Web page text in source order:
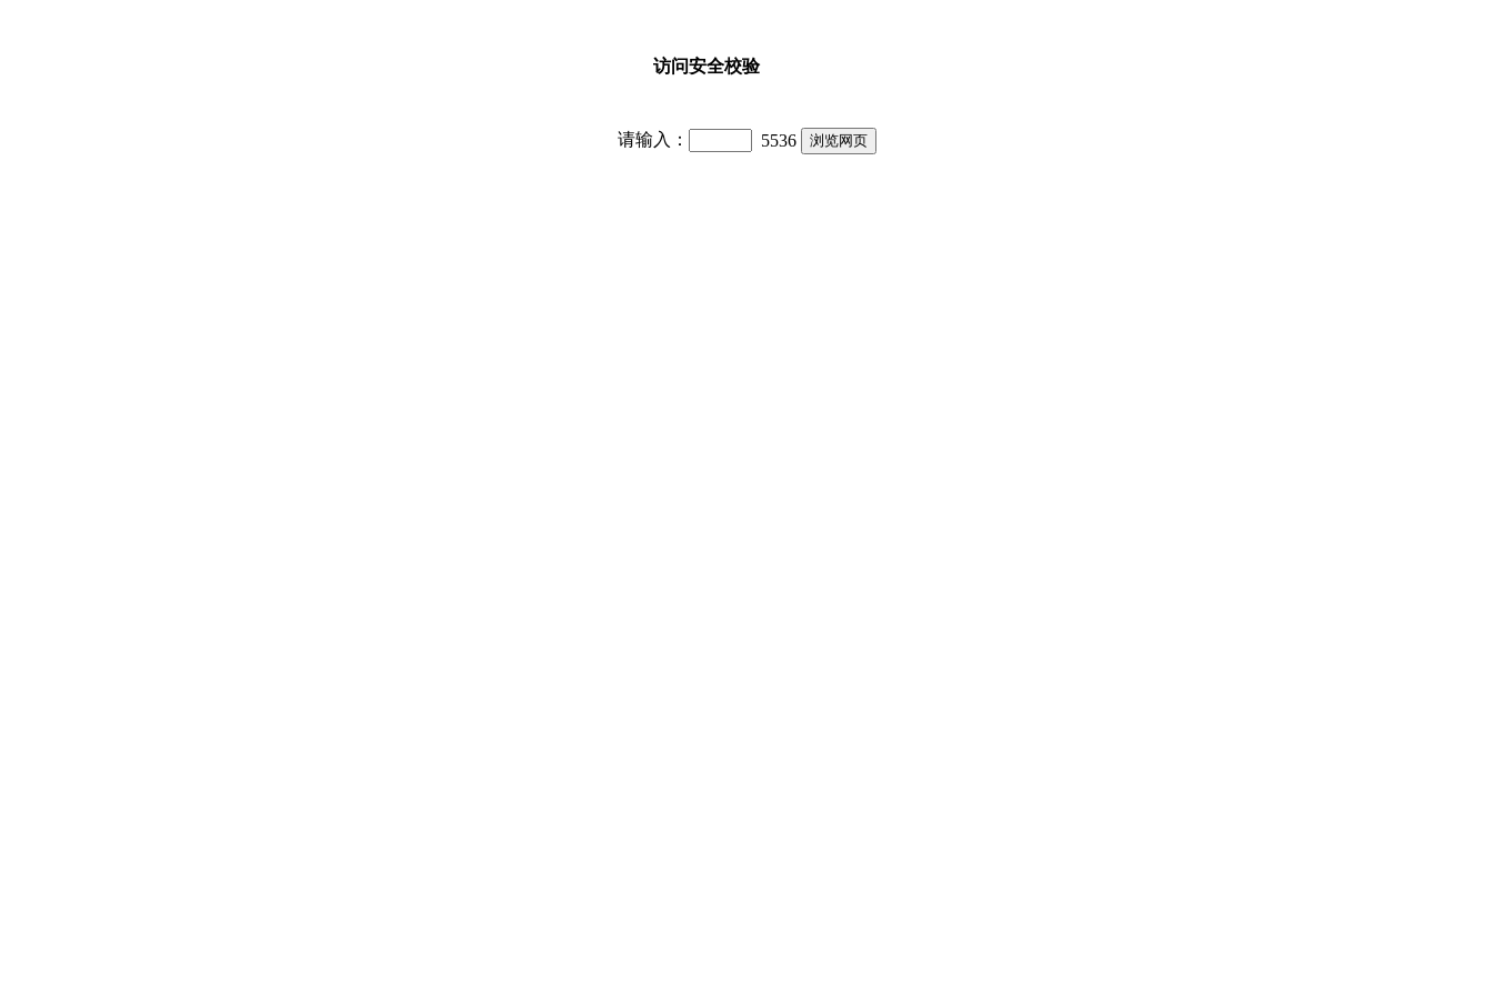
访问安全校验
请输入： 5536